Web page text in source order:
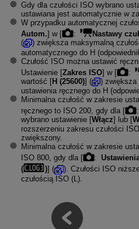
Gdy dla czułości ISO wybrano
ustawiana jest automatycznie w
W przypadku automatycznej
Autom.] w [ : Nastawy
(
) zwiększa maksymalną
automatycznego do H
Czułość ISO można ustawić
Ustawienie [Zakres ISO] w [ :
wartość [H (25600)] (
) zwiększa
ustawienia ręcznego do H
Minimalna czułość w zakresie
ręcznego to ISO 200, gdy dla [
:
wybrano ustawienie [Włącz] lub [
rozszerzeniu zakresu czułości
zwiększony.
Minimalna czułość w zakresie
ISO 800, gdy dla [
:
(
)] (
). Czułości ISO
czułością ISO (L).